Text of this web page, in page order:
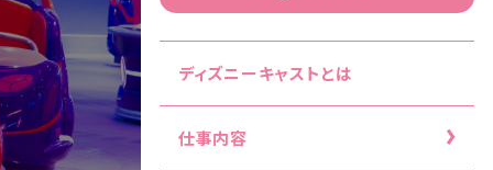
ディズニーキャストとは
仕事内容